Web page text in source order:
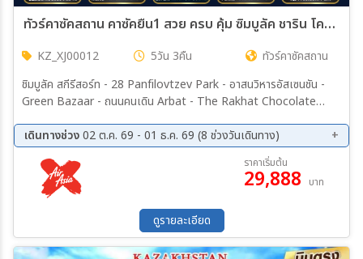
เฉพาะเดือน
ระหว่าง
ทัวร์คาซัคสถาน คาซัคยืน1 สวย ครบ คุ้ม ซิมบูลัค ชาริน โคลไซ 5วัน 3คืน (XJ)
KZ_XJ00012 5วัน 3คืน
ทัวร์คาซัคสถาน
ชิมบูลัค สกีรีสอร์ท - 28 Panfilovtzev Park - อาสนวิหารอัสเซนชัน -
Green Bazaar - ถนนคนเดิน Arbat - The Rakhat Chocolate
Tobe - สวนสาธารณะประธานาธิบดี - อิสระช้อปปิ้ง Mega Mall
เดินทางช่วง02 ต.ค. 69 - 01 ธ.ค. 69 (8 ช่วงวันเดินทาง)
02 ต.ค. 69 - 06 ต.ค. 69
09 ต.ค. 69 - 13 ต.ค. 69
16 ต.ค. 69 - 20 ต.ค. 69
23 ต.ค. 69 - 27 ต.ค. 69
30 ต.ค. 69 - 03 พ.ย. 69
13 พ.ย. 69 - 17 พ.ย. 69
27 พ.ย. 69 - 01 ธ.ค. 69
ราคาเริ่มต้น
29,888 บาท
ดูรายละเอียด